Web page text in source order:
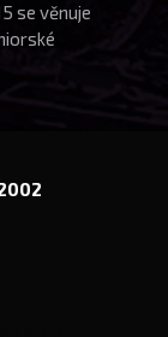
se věnuje